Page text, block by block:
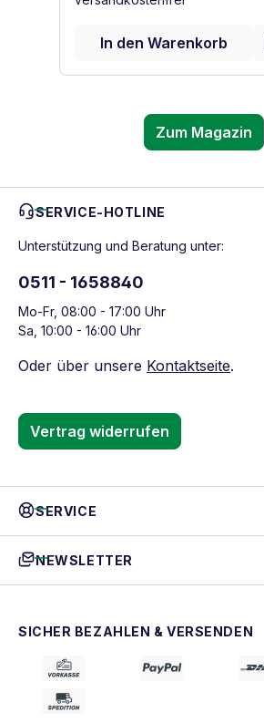
In den Warenkorb
Zum Magazin
SERVICE-HOTLINE
Unterstützung und Beratung unter:
0511 - 1658840
Mo-Fr, 08:00 - 17:00 Uhr
Sa, 10:00 - 16:00 Uhr
Oder über unsere Kontaktseite.
Vertrag widerrufen
SERVICE
NEWSLETTER
SICHER BEZAHLEN & VERSENDEN